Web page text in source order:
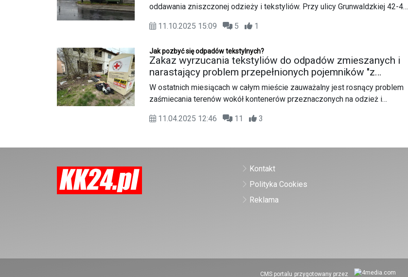
oddawania zniszczonej odzieży i tekstyliów. Przy ulicy Grunwaldzkiej 42-44,
pojemniki przeznaczone specjalnie na ubrania, które nie nadają się już do
11.10.2025 15:09 5 1
Jak pozbyć się odpadów tekstylnych?
Zakaz wyrzucania tekstyliów do odpadów zmieszanych i
narastający problem przepełnionych pojemników "z
krzyżem". Straż miejska interweniuje
W ostatnich miesiącach w całym mieście zauważalny jest rosnący problem
zaśmiecania terenów wokół kontenerów przeznaczonych na odzież i
wzrostu świadomości ekologicznej wśród mieszkańców, niepokojące jest to,
wysypiska.
11.04.2025 12:46 11 3
Kontakt
Polityka Cookies
Reklama
CMS portalu przygotowany przez